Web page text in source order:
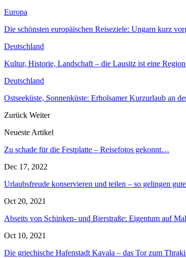
Europa
Die schönsten europäischen Reiseziele: Ungarn kurz
Deutschland
Kultur, Historie, Landschaft – die Lausitz ist eine
Deutschland
Ostseeküste, Sonnenküste: Erholsamer Kurzurlaub an
Zurück Weiter
Neueste Artikel
Zu schade für die Festplatte – Reisefotos gekonnt…
Dec 17, 2022
Urlaubsfreude konservieren und teilen – so gelingen
Oct 20, 2021
Abseits von Schinken- und Bierstraße: Eigentum auf
Oct 10, 2021
Die griechische Hafenstadt Kavala – das Tor zum